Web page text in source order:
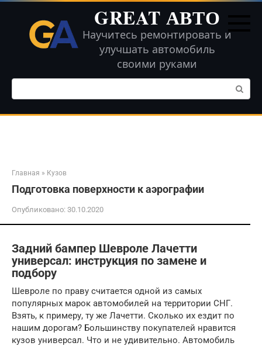
Перейти
контенту
GREAT АВТО
Научитесь ремонтировать и
улучшать автомобиль
своими руками
Поиск:
Главная » Кузов
Подготовка поверхности к аэрографии
Опубликовано: 30.10.2020
Задний бампер Шевроле Лачетти
универсал: инструкция по замене и
подбору
Шевроле по праву считается одной из самых
популярных марок автомобилей на территории СНГ.
Взять, к примеру, ту же Лачетти. Сколько их ездит по
нашим дорогам? Большинству покупателей нравится
кузов универсал. Что и не удивительно. Автомобиль